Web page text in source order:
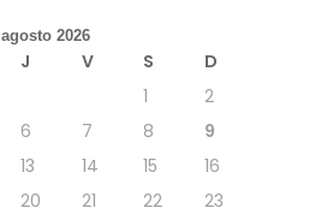
agosto 2026
J V S
D
1
2
6 7 8
9
13 14 15
16
20 21 22
23